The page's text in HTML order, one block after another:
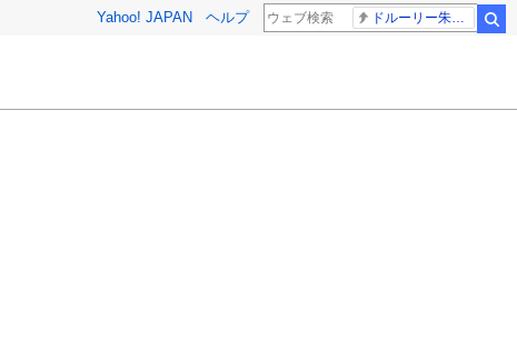
Yahoo! JAPAN ヘルプ ドルーリー朱瑛里 木田美緒莉